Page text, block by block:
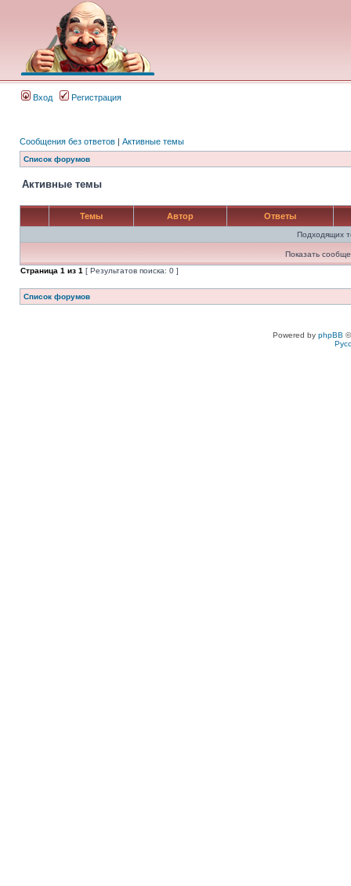
Вход Регистрация
Сообщения без ответов | Активные темы
Список форумов
Активные темы
Темы Автор Ответы
Подходящих
Показать
Страница 1 из 1 [ Результатов поиска: 0 ]
Список форумов
Powered by phpBB